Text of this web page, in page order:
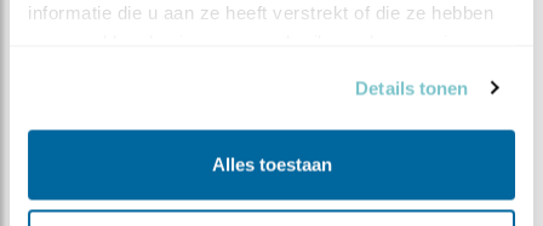
informatie die u aan ze heeft verstrekt of die ze hebben
Details tonen
Alles toestaan
Het eerste ei
Vind ik leuk| Bewaar dit filmpje|
956x